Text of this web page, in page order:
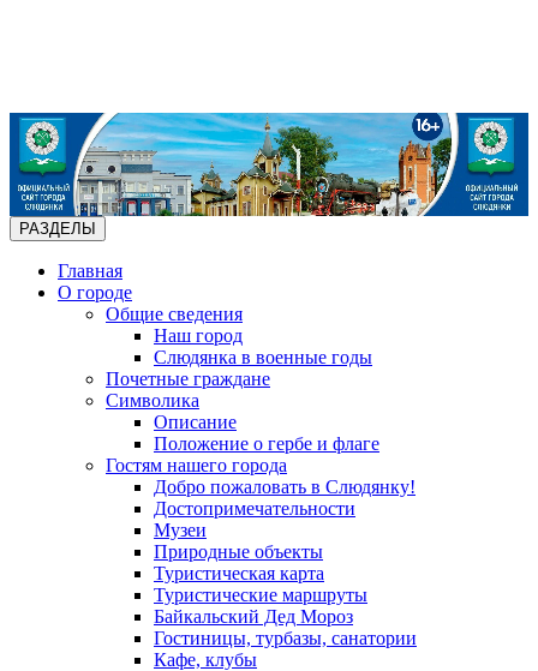
РАЗДЕЛЫ
Главная
О городе
Общие сведения
Наш город
Слюдянка в военные годы
Почетные граждане
Символика
Описание
Положение о гербе и флаге
Гостям нашего города
Добро пожаловать в Слюдянку!
Достопримечательности
Музеи
Природные объекты
Туристическая карта
Туристические маршруты
Байкальский Дед Мороз
Гостиницы, турбазы, санатории
Кафе, клубы